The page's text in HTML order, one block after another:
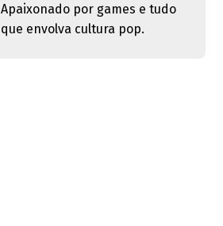
Apaixonado por games e tudo
que envolva cultura pop.